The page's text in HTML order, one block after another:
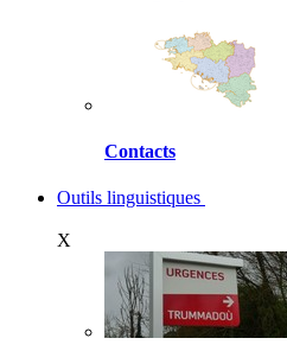
Contacts
Outils linguistiques
X